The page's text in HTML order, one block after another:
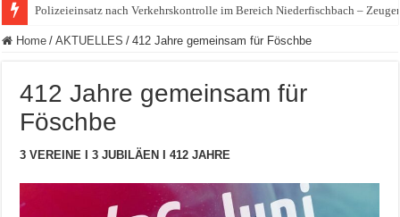
Polizeieinsatz nach Verkehrskontrolle im Bereich Niederfischbach –
Home / AKTUELLES / 412 Jahre gemeinsam für Föschbe
412 Jahre gemeinsam für
Föschbe
3 VEREINE I 3 JUBILÄEN I 412 JAHRE